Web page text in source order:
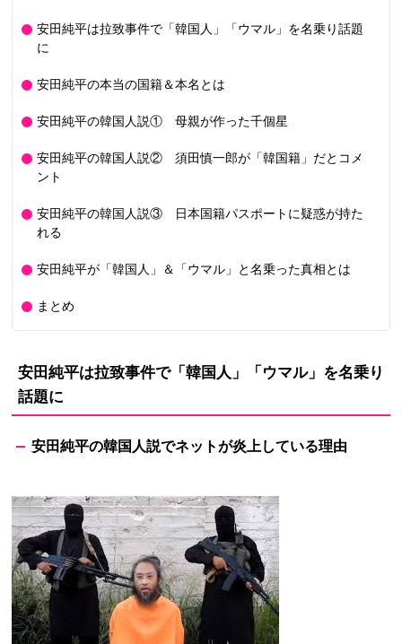
安田純平は拉致事件で「韓国人」「ウマル」を名乗り話題
に
安田純平の本当の国籍＆本名とは
安田純平の韓国人説① 母親が作った千個星
安田純平の韓国人説② 須田慎一郎が「韓国籍」だとコメ
ント
安田純平の韓国人説③ 日本国籍パスポートに疑惑が持た
れる
安田純平が「韓国人」＆「ウマル」と名乗った真相とは
まとめ
安田純平は拉致事件で「韓国人」「ウマル」を名乗り
話題に
安田純平の韓国人説でネットが炎上している理由